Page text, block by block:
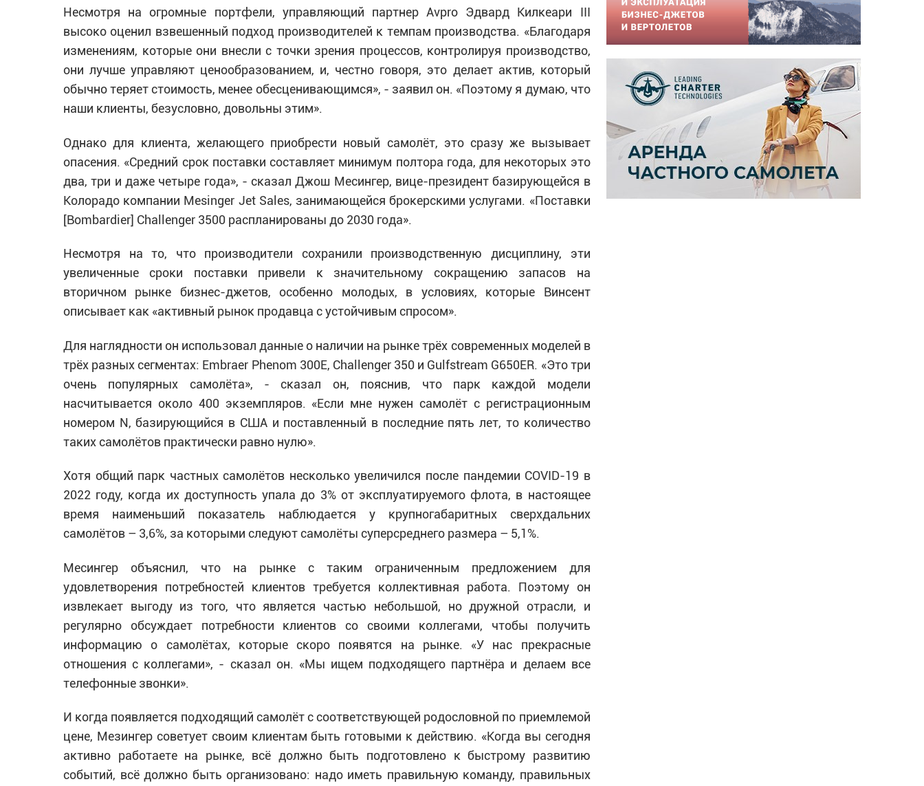
Несмотря на огромные портфели, управляющий партнер Avpro Эдвард Килкеари III
высоко оценил взвешенный подход производителей к темпам производства. «Благодаря
изменениям, которые они внесли с точки зрения процессов, контролируя производство,
они лучше управляют ценообразованием, и, честно говоря, это делает актив, который
обычно теряет стоимость, менее обесценивающимся», - заявил он. «Поэтому я думаю, что
наши клиенты, безусловно, довольны этим».
Однако для клиента, желающего приобрести новый самолёт, это сразу же вызывает
опасения. «Средний срок поставки составляет минимум полтора года, для некоторых это
два, три и даже четыре года», - сказал Джош Месингер, вице-президент базирующейся в
Колорадо компании Mesinger Jet Sales, занимающейся брокерскими услугами. «Поставки
[Bombardier] Challenger 3500 распланированы до 2030 года».
Несмотря на то, что производители сохранили производственную дисциплину, эти
увеличенные сроки поставки привели к значительному сокращению запасов на
вторичном рынке бизнес-джетов, особенно молодых, в условиях, которые Винсент
описывает как «активный рынок продавца с устойчивым спросом».
Для наглядности он использовал данные о наличии на рынке трёх современных моделей в
трёх разных сегментах: Embraer Phenom 300E, Challenger 350 и Gulfstream G650ER. «Это три
очень популярных самолёта», - сказал он, пояснив, что парк каждой модели
насчитывается около 400 экземпляров. «Если мне нужен самолёт с регистрационным
номером N, базирующийся в США и поставленный в последние пять лет, то количество
таких самолётов практически равно нулю».
Хотя общий парк частных самолётов несколько увеличился после пандемии COVID-19 в
2022 году, когда их доступность упала до 3% от эксплуатируемого флота, в настоящее
время наименьший показатель наблюдается у крупногабаритных сверхдальних
самолётов – 3,6%, за которыми следуют самолёты суперсреднего размера – 5,1%.
Месингер объяснил, что на рынке с таким ограниченным предложением для
удовлетворения потребностей клиентов требуется коллективная работа. Поэтому он
извлекает выгоду из того, что является частью небольшой, но дружной отрасли, и
регулярно обсуждает потребности клиентов со своими коллегами, чтобы получить
информацию о самолётах, которые скоро появятся на рынке. «У нас прекрасные
отношения с коллегами», - сказал он. «Мы ищем подходящего партнёра и делаем все
телефонные звонки».
И когда появляется подходящий самолёт с соответствующей родословной по приемлемой
цене, Мезингер советует своим клиентам быть готовыми к действию. «Когда вы сегодня
активно работаете на рынке, всё должно быть подготовлено к быстрому развитию
событий, всё должно быть организовано: надо иметь правильную команду, правильных